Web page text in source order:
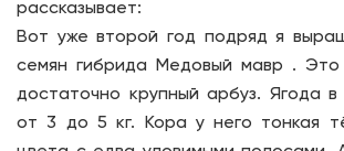
рассказывает:
Вот уже второй год подряд я
семян гибрида Медовый мавр . Это
достаточно крупный арбуз. Ягода
от 3 до 5 кг. Кора у него тонкая